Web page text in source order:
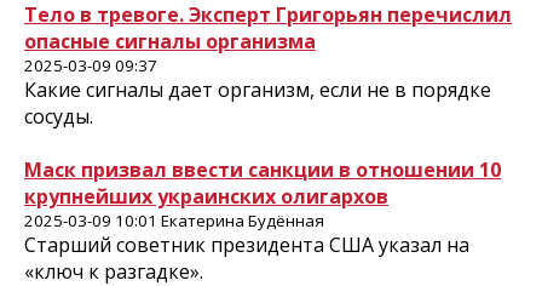
Тело в тревоге. Эксперт Григорьян перечислил
опасные сигналы организма
2025-03-09 09:37
Какие сигналы дает организм, если не в порядке
сосуды.
Маск призвал ввести санкции в отношении 10
крупнейших украинских олигархов
2025-03-09 10:01 Екатерина Будённая
Старший советник президента США указал на
«ключ к разгадке».